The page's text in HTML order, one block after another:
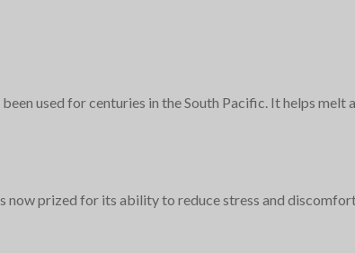
used for centuries in the South Pacific. It helps melt
now prized for its ability to reduce stress and